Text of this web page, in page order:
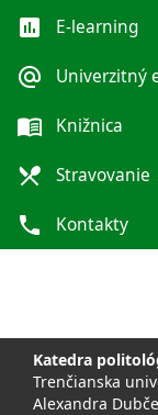
poll E-learning
alternate_email Univerzitný
menu_book Knižnica
local_dining Stravovanie
phone Kontakty
Katedra
Trenčianska
Alexandra